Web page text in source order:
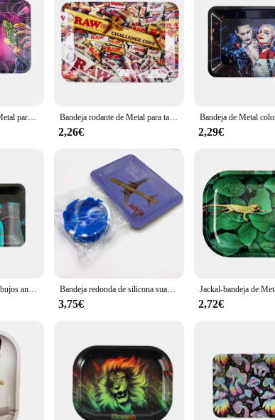
Bandejas pequeñas de Metal para liar hierbas, almacenamiento de placa de rodillo de tabaco, accesorios para fumar, 8,7 pulgadas Bandeja rodante de Metal para tabaco, accesorios para fumar, placa de hojalata, herramientas de molinillo, varios diseños, 18x12,5 CM
2,26€ 2,29€
Bandejas de Metal de dibujos animados para enrollar tabaco, bandeja de almacenamiento de placa de hojalata, 8,7 pulgadas Bandeja redonda de silicona suave para cenizas con bandeja rodante de Metal, Cenicero de hierba de hojalata, soporte para cigarrillos, accesorios para fumar, 180x125mm
3,75€ 2,72€